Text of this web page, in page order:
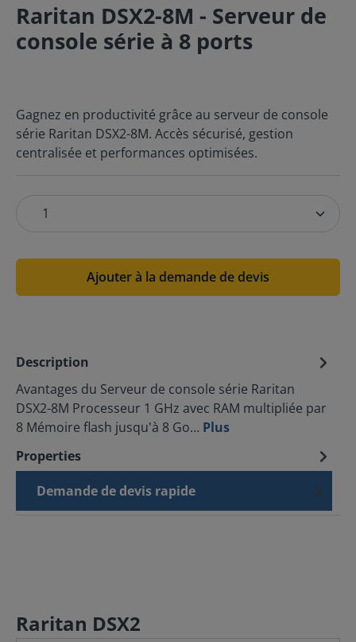
Raritan DSX2-8M - Serveur de
console série à 8 ports
Gagnez en productivité grâce au serveur de console
série Raritan DSX2-8M. Accès sécurisé, gestion
centralisée et performances optimisées.
Ajouter à la demande de devis
Description
Avantages du Serveur de console série Raritan
DSX2-8M Processeur 1 GHz avec RAM multipliée par
8 Mémoire flash jusqu'à 8 Go… Plus
Properties
Demande de devis rapide
Raritan DSX2